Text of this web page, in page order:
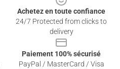
Achetez en toute confiance
24/7 Protected from clicks to
delivery
Paiement 100% sécurisé
PayPal / MasterCard / Visa